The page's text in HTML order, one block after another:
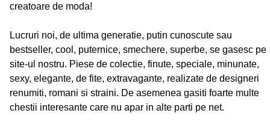
creatoare de moda!
Lucruri noi, de ultima generatie, putin cunoscute sau
bestseller, cool, puternice, smechere, superbe, se gasesc pe
site-ul nostru. Piese de colectie, finute, speciale, minunate,
sexy, elegante, de fite, extravagante, realizate de designeri
renumiti, romani si straini. De asemenea gasiti foarte multe
chestii interesante care nu apar in alte parti pe net.